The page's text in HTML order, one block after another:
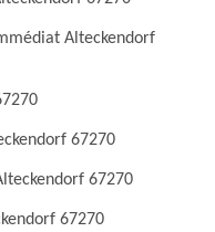
Alteckendorf
67270
67270
67270